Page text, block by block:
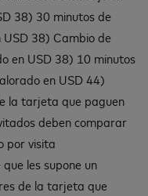
38) 30 minutos de
USD 38) Cambio de
en USD 38) 10 minutos
en USD 44)
la tarjeta que paguen
deben comparar
por visita
les supone un
de la tarjeta que